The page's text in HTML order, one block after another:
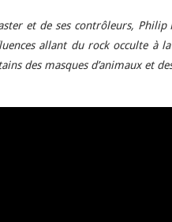
et de ses contrôleurs,
allant du rock occulte à
des masques d’animaux et